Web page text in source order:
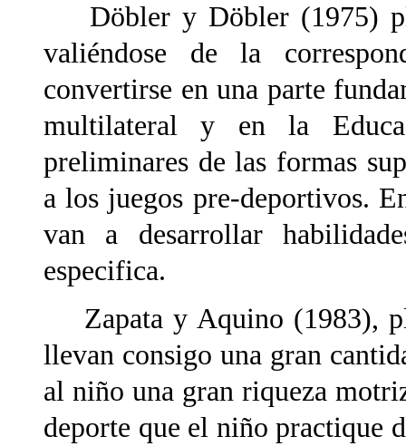
Döbler y Döbler (1975)
valiéndose de la
convertirse en una parte
multilateral y en la
preliminares de las formas
a los juegos pre-deportivos.
van a desarrollar
especifica.
Zapata y Aquino (1983),
llevan consigo una gran
al niño una gran riqueza
deporte que el niño practique